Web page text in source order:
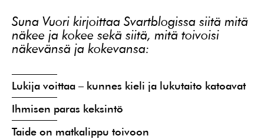
Suna Vuori kirjoittaa Svartblogissa siitä mitä
näkee ja kokee sekä siitä, mitä toivoisi
näkevänsä ja kokevansa:
Lukija voittaa – kunnes kieli ja lukutaito katoavat
Ihmisen paras keksintö
Taide on matkalippu toivoon